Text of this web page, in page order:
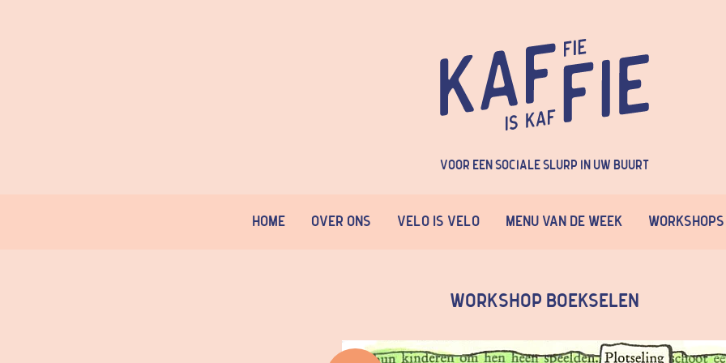
Voor een sociale slurp in uw buurt
Home Over Ons Velo is Velo Menu van de week Workshops
Workshop BOEKSELEN